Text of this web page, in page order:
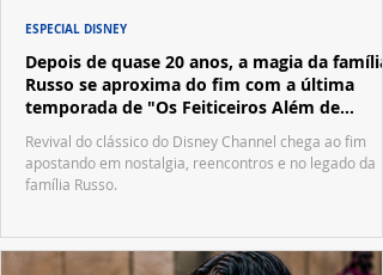
Depois de quase 20 anos, a magia da família
Russo se aproxima do fim com a última
temporada de "Os Feiticeiros Além de
Waverly Place"
Revival do clássico do Disney Channel chega ao fim
apostando em nostalgia, reencontros e no legado da
família Russo.
ESPECIAL DISNEY